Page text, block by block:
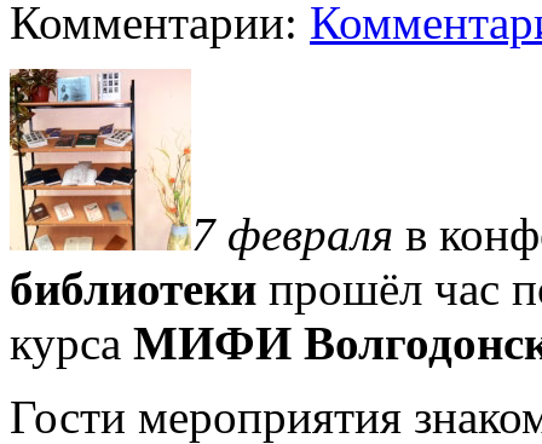
Комментарии:
7 февраля в
библиотеки прошёл час
курса МИФИ
Гости мероприятия